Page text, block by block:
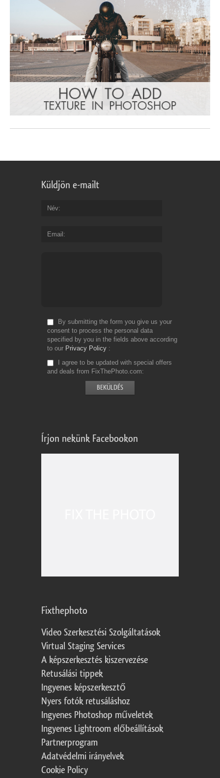
Küldjön e-mailt
Név
Email
By submitting the form you give us your
consent to process the personal data
specified by you in the fields above according
to our Privacy Policy
I agree to be updated with special offers
and deals from FixThePhoto.com
Írjon nekünk Facebookon
Fixthephoto
Video Szerkesztési Szolgáltatások
Virtual Staging Services
A képszerkesztés kiszervezése
Retusálási tippek
Ingyenes képszerkesztő
Nyers fotók retusáláshoz
Ingyenes Photoshop műveletek
Ingyenes Lightroom előbeállítások
Partnerprogram
Adatvédelmi irányelvek
Cookie Policy